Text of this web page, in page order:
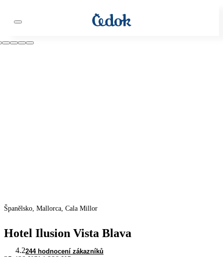
Španělsko, Mallorca, Cala Millor
Hotel Ilusion Vista Blava
4.2244 hodnocení zákazníků